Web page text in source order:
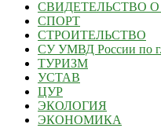
СВИДЕТЕЛЬСТВО
СПОРТ
СТРОИТЕЛЬСТВО
СУ УМВД России по
ТУРИЗМ
УСТАВ
ЦУР
ЭКОЛОГИЯ
ЭКОНОМИКА